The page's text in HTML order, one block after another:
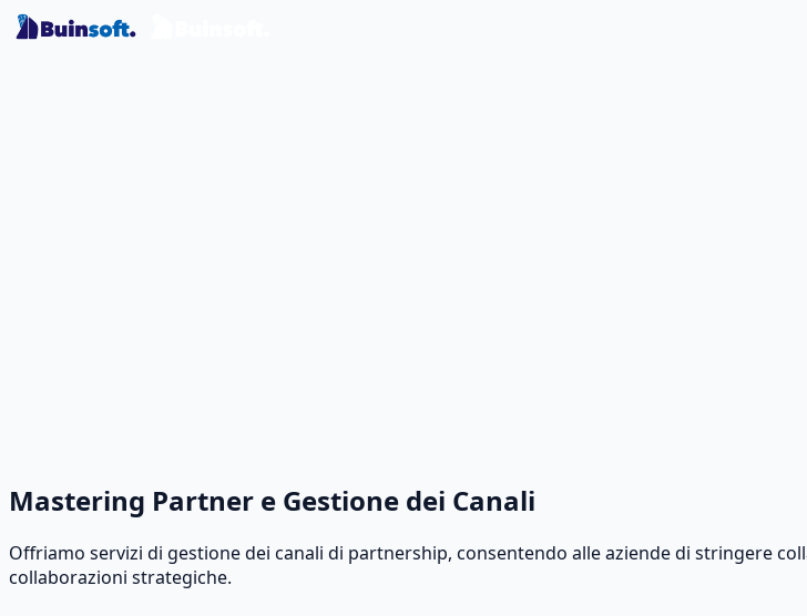
Mastering Partner e Gestione dei Canali
Offriamo servizi di gestione dei canali di partnership, consentendo alle aziende di stringere
collaborazioni strategiche.